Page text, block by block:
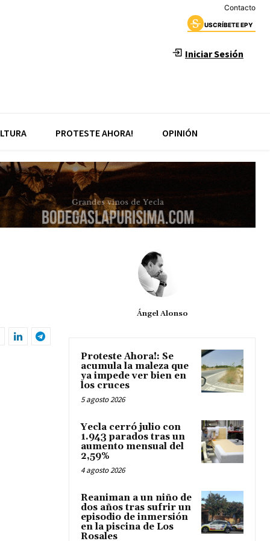
Contacto
USCRÍBETE EPY
Iniciar Sesión
PROTESTE AHORA! OPINIÓN
Ángel Alonso
Proteste Ahora!: Se
acumula la maleza que
ya impede ver bien en
los cruces
5 agosto 2026
Yecla cerró julio con
1.943 parados tras un
aumento mensual del
2,59%
4 agosto 2026
Reaniman a un niño de
dos años tras sufrir un
episodio de inmersión
en la piscina de Los
Rosales